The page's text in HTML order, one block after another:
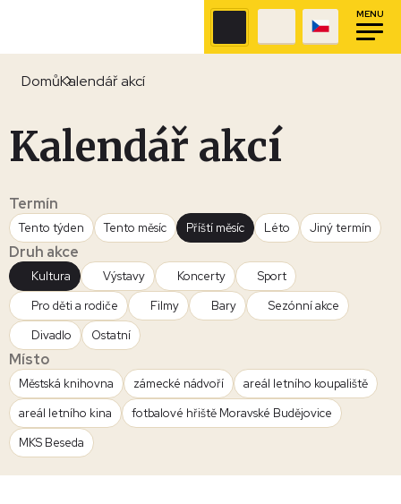
MENU
DomůKalendář akcí
Kalendář akcí
Termín
Tento týden Tento měsíc Příští měsíc Léto Jiný termín
Druh akce
Kultura Výstavy Koncerty
Sport
Pro děti a rodiče
Filmy Bary
Sezónní akce
Divadlo
Ostatní
Místo
Městská knihovna zámecké nádvoří
areál letního koupaliště
areál letního kina
fotbalové hřiště Moravské Budějovice
MKS Beseda